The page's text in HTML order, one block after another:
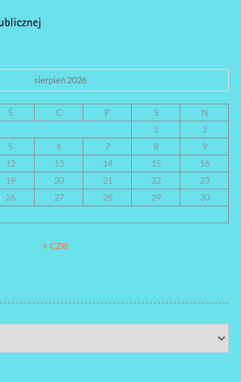
sierpień 2026
Ś C P S
N
1
2
5 6 7 8
9
12 13 14 15
16
19 20 21 22
23
26 27 28 29
30
« cze